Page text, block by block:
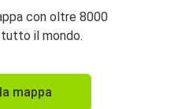
con oltre 8000
il mondo.
mappa